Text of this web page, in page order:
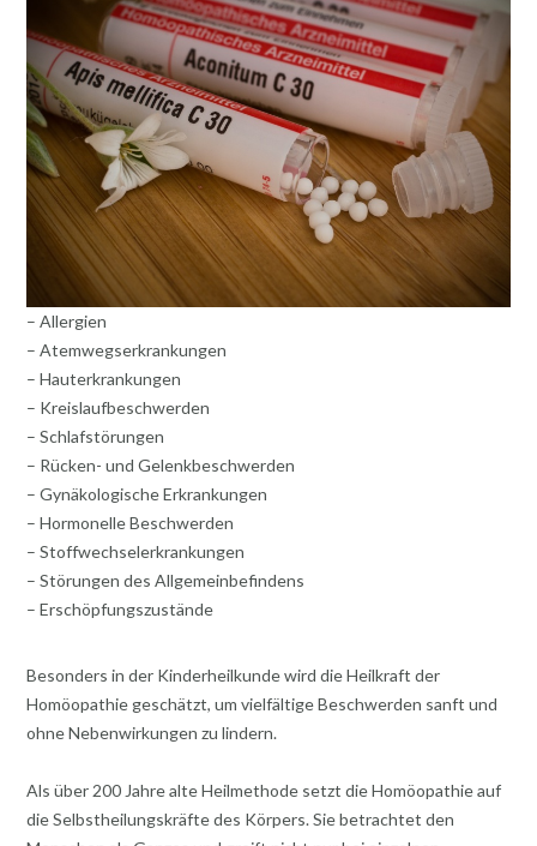
– Allergien
– Atemwegserkrankungen
– Hauterkrankungen
– Kreislaufbeschwerden
– Schlafstörungen
– Rücken- und Gelenkbeschwerden
– Gynäkologische Erkrankungen
– Hormonelle Beschwerden
– Stoffwechselerkrankungen
– Störungen des Allgemeinbefindens
– Erschöpfungszustände
Besonders in der Kinderheilkunde wird die Heilkraft der
Homöopathie geschätzt, um vielfältige Beschwerden sanft und
ohne Nebenwirkungen zu lindern.
Als über 200 Jahre alte Heilmethode setzt die Homöopathie auf
die Selbstheilungskräfte des Körpers. Sie betrachtet den